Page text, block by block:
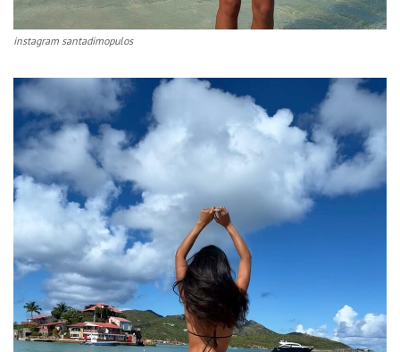
instagram santadimopulos